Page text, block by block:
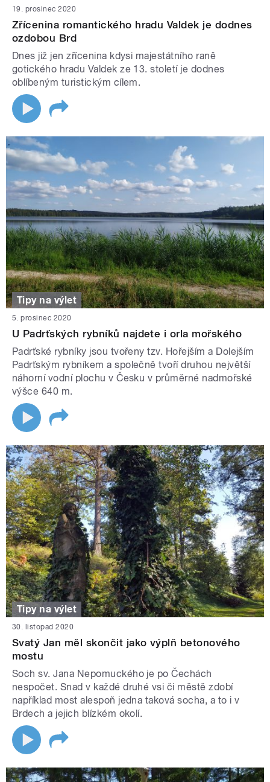
19. prosinec 2020
Zřícenina romantického hradu Valdek je dodnes
ozdobou Brd
Dnes již jen zřícenina kdysi majestátního raně
gotického hradu Valdek ze 13. století je dodnes
oblíbeným turistickým cílem.
Tipy na výlet
5. prosinec 2020
U Padrťských rybníků najdete i orla mořského
Padrťské rybníky jsou tvořeny tzv. Hořejším a Dolejším
Padrťským rybníkem a společně tvoří druhou největší
náhorní vodní plochu v Česku v průměrné nadmořské
výšce 640 m.
Tipy na výlet
30. listopad 2020
Svatý Jan měl skončit jako výplň betonového
mostu
Soch sv. Jana Nepomuckého je po Čechách
nespočet. Snad v každé druhé vsi či městě zdobí
například most alespoň jedna taková socha, a to i v
Brdech a jejich blízkém okolí.